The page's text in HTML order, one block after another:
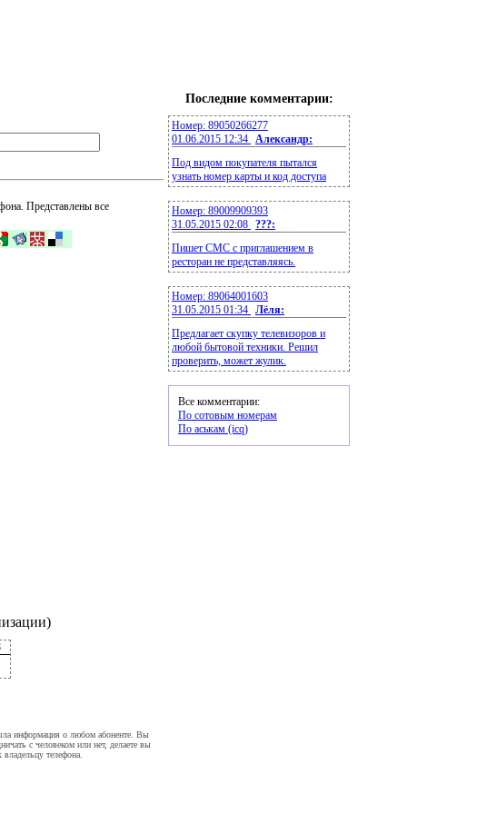
Представлены все
информация о любом абоненте. Вы
с человеком или нет, делаете вы
телефона.
Последние комментарии:
Номер: 89050266277
01.06.2015 12:34 Александр:
Под видом покупателя пытался
узнать номер карты и код доступа
Номер: 89009909393
31.05.2015 02:08 ???:
Пишет СМС с приглашением в
ресторан не представляясь.
Номер: 89064001603
31.05.2015 01:34 Лёля:
Предлагает скупку телевизоров и
любой бытовой техники. Решил
проверить, может жулик.
Все комментарии:
По сотовым номерам
По аськам (icq)